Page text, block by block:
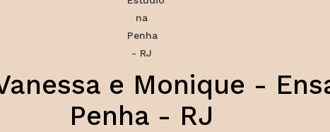
e Monique -
Penha - RJ